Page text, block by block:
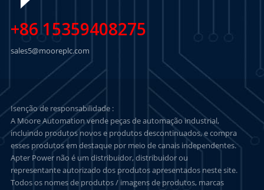
+86 15359408275
sales5@mooreplc.com
Isenção de responsabilidade :
A Moore Automation vende peças de automação industrial,
incluindo produtos novos e produtos descontinuados, e compra
esses produtos em destaque por meio de canais independentes.
Apter Power não é um distribuidor, distribuidor ou
representante autorizado dos produtos apresentados neste site.
Todos os nomes de produtos / imagens de produtos, marcas